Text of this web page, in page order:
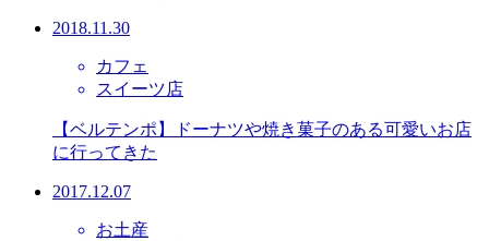
2018.11.30
カフェ
スイーツ店
【ベルテンポ】ドーナツや焼き菓子のある可愛いお店
に行ってきた
2017.12.07
お土産